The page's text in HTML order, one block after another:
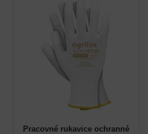
Pracovné rukavice ochranné